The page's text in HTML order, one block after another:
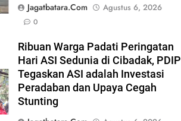
Jagatbatara.com
Agustus 6, 2026
0
Ribuan Warga Padati Peringatan
Hari ASI Sedunia di Cibadak, PDIP
Tegaskan ASI adalah Investasi
Peradaban dan Upaya Cegah
Stunting